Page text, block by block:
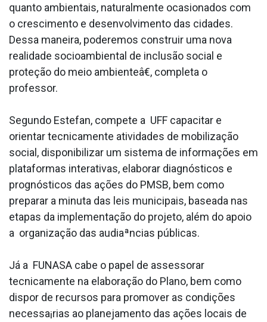
quanto ambientais, naturalmente ocasionados com
o crescimento e desenvolvimento das cidades.
Dessa maneira, poderemos construir uma nova
realidade socioambiental de inclusão social e
proteção do meio ambienteâ€, completa o
professor.
Segundo Estefan, compete a UFF capacitar e
orientar tecnicamente atividades de mobilização
social, disponibilizar um sistema de informações em
plataformas interativas, elaborar diagnósticos e
prognósticos das ações do PMSB, bem como
preparar a minuta das leis municipais, baseada nas
etapas da implementação do projeto, além do apoio
a organização das audiaªncias públicas.
Já a FUNASA cabe o papel de assessorar
tecnicamente na elaboração do Plano, bem como
dispor de recursos para promover as condições
necessa¡rias ao planejamento das ações locais de